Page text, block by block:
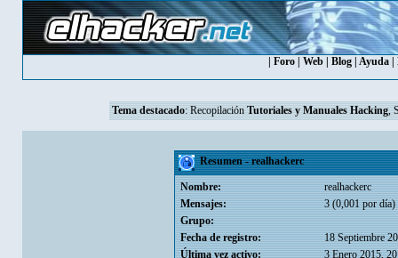
Foro| Web| Blog| Ayuda|
Tema destacado: Recopilación Tutoriales y Manuales Hacking,
Resumen - realhackerc
Nombre:
realhackerc
Mensajes:
3 (0,001 por día)
Grupo:
Fecha de registro:
18 Septiembre
Última vez activo:
3 Enero 2015,